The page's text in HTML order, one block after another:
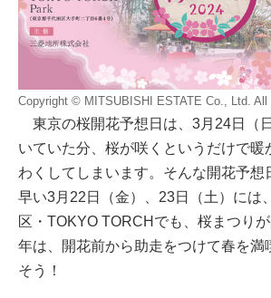
Copyright © MITSUBISHI ESTATE Co., Ltd. All
東京の桜開花予想日は、3月24日（
いていた分、桜が咲くというだけで暖
わくしてしまいます。そんな開花予想
早い3月22日（金）、23日（土）には
区・TOKYO TORCHでも、桜まつり
年は、開花前から助走をつけて春を満
そう！